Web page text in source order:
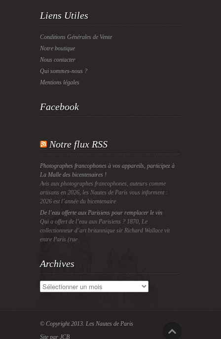
Liens Utiles
Conditions Générales de Vente
Notre boutique
Nous contacter
Qui sommes-nous ?
Mentions légales
Facebook
Notre flux RSS
Photographes francophones à vos appareils, participez à
La Malle des bicentenaires !
Avis aux photographes francophones, auteurs comme
artisans en 2026, les Nautes de Paris vous informent :
2026 est l’année du bicentenaire
De l’eau offerte aux Parisiens pour remplacer le vin
Qui a offert de l’eau aux Parisiens ? 1870, Le
collectionneur d’art britannique sir Richard Wallace vit
entre Paris (rue
Archives
Archives
© Copyright 2013. Les Nautes de Paris
Site par JCB